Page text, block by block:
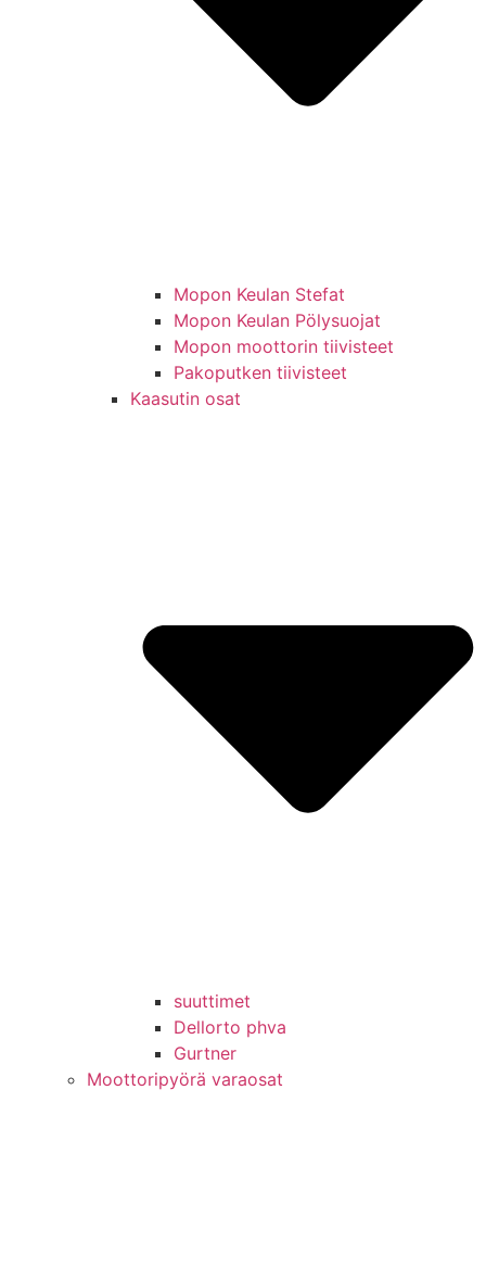
Mopon Keulan Stefat
Mopon Keulan Pölysuojat
Mopon moottorin tiivisteet
Pakoputken tiivisteet
Kaasutin osat
suuttimet
Dellorto phva
Gurtner
Moottoripyörä varaosat